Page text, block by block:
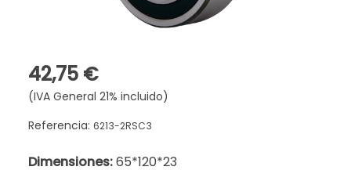
42,75 €
(IVA General 21% incluido)
Referencia: 6213-2RSC3
Dimensiones:65*120*23